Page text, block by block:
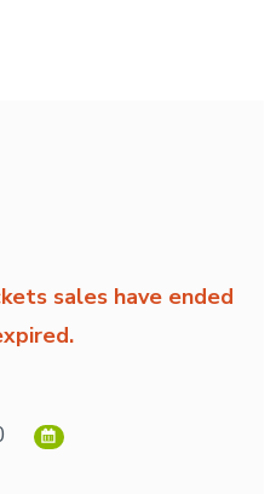
sales have ended